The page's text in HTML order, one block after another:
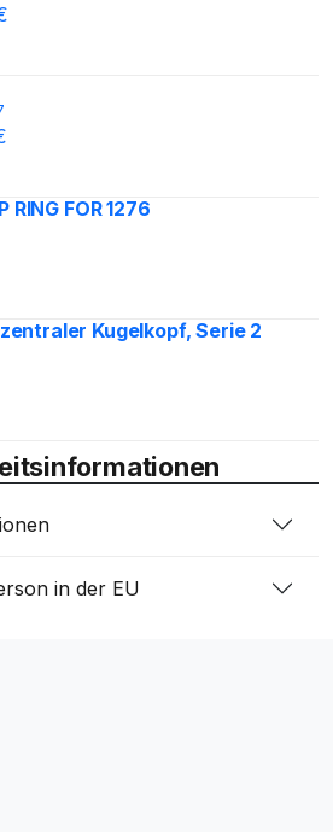
RING FOR 1276
Kugelkopf, Serie 2
in der EU